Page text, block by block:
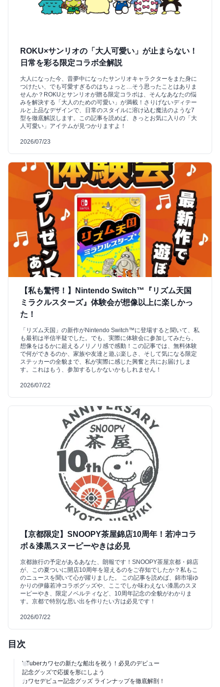
ROKU×サンリオの「大人可愛い」が止まらない！
日常を彩る限定コラボ全解説
大人になった今、昔夢中になったサンリオキャラクターをまた身に
つけたい、でも可愛すぎるのはちょっと…そう思ったことはありま
せんか？ROKUとサンリオが贈る限定コラボは、そんなあなたの悩
みを解決する「大人のための可愛い」が満載！さりげないディテー
ルと上品なデザインで、日常のスタイルに溶け込む魔法のような7
型を徹底解説します。この記事を読めば、きっとお気に入りの「大
人可愛い」アイテムが見つかりますよ！
2026/07/23
【私も驚愕！】Nintendo Switch™『リズム天国
ミラクルスターズ』体験会が想像以上に楽しかっ
た！
「リズム天国」の新作がNintendo Switch™に登場すると聞いて、私
も最初は半信半疑でした。でも、実際に体験会に参加してみたら、
想像をはるかに超えるノリノリ感で感動！この記事では、無料体験
で何ができるのか、家族や友達と遊ぶ楽しさ、そして気になる限定
ステッカーの全貌まで、私が実際に感じた興奮と共にお届けしま
す。これはもう、参加するしかないかもしれません！
2026/07/22
【京都限定】SNOOPY茶屋錦店10周年！若冲コラ
ボ＆漆黒スヌーピーやきは必見
京都旅行の予定があるあなた、朗報です！SNOOPY茶屋京都・錦店
が、この夏ついに開店10周年を迎えるのをご存知でしたか？私もこ
のニュースを聞いて心が躍りました。 この記事を読めば、錦市場ゆ
かりの伊藤若冲コラボグッズや、ここでしか味わえない漆黒のスヌ
ーピーやき、限定ノベルティなど、10周年記念の全貌がわかりま
す。京都で特別な思い出を作りたい方は必見です！
2026/07/22
目次
VTuberカワセの新たな船出を祝う！必見のデビュー
記念グッズで応援を形にしよう
カワセデビュー記念グッズ ラインナップを徹底解剖！